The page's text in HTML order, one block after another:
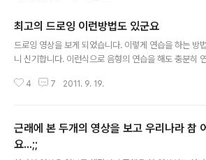
최고의 드로잉 이런방법도 있군요
드로잉 영상을 보게 되었습니다. 이렇게 연습을 하는 방
니 신기합니다. 이런식으로 음형의 연습을 해도 충분히
4 7 2011. 9. 19.
근래에 본 두개의 영상을 보고 우리나라 참
요...;;